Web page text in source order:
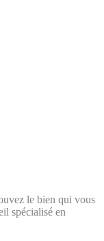
le bien qui vous
spécialisé en